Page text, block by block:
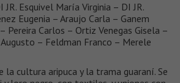
JR. Esquivel María Virginia – DI JR.
Eugenia – Araujo Carla – Ganem
Pereira Carlos – Ortiz Venegas Gisela –
– Feldman Franco – Merele
la cultura aripuca y la trama guaraní. Se